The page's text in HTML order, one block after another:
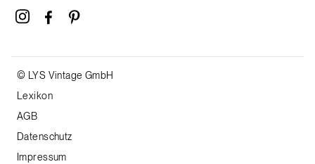
© LYS Vintage GmbH
Lexikon
AGB
Datenschutz
Impressum